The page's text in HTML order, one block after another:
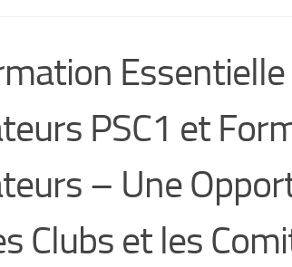
PSC1 et
– Une
Clubs et les